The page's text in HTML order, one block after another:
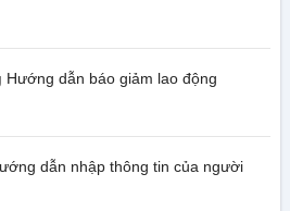
Hướng dẫn báo giảm lao động
dẫn nhập thông tin của người